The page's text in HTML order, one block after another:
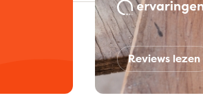
Reviews lezen